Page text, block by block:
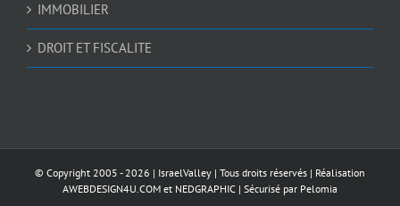
IMMOBILIER
DROIT ET FISCALITE
© Copyright 2005 -2026 | IsraelValley | Tous droits réservés | Réalisation
AWEBDESIGN4U.COM et NEDGRAPHIC | Sécurisé par Pelomia